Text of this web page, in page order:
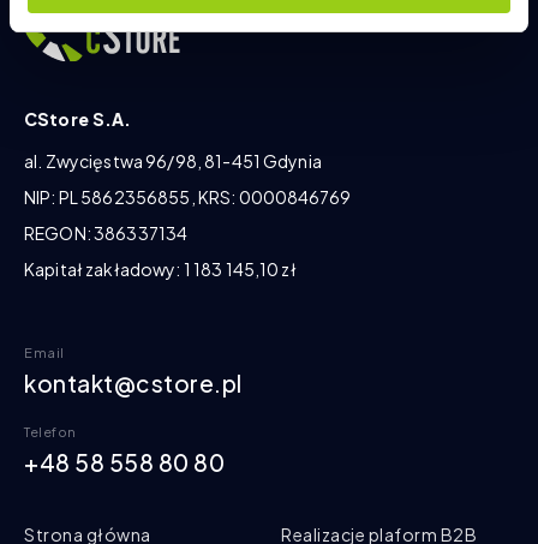
CStore S.A.
al. Zwycięstwa 96/98, 81-451 Gdynia
NIP: PL 5862356855, KRS: 0000846769
REGON: 386337134
Kapitał zakładowy: 1 183 145,10 zł
Email
kontakt@cstore.pl
Telefon
+48 58 558 80 80
Strona główna Realizacje plaform B2B